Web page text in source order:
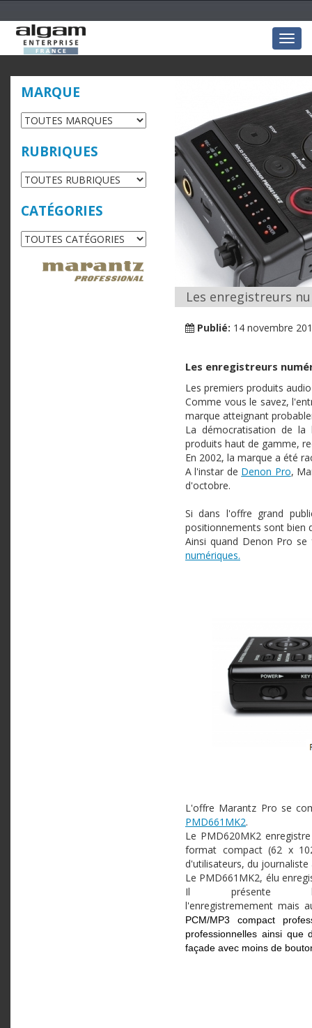
MARQUE
RUBRIQUES
CATÉGORIES
Les enregistreurs
Publié: 14 novembre
Les enregistreurs
Les premiers produits
Comme vous le savez,
marque atteignant
La démocratisation de
produits haut de gamme,
En 2002, la marque a été
A l'instar de Denon Pro,
d'octobre.
Si dans l'offre grand
positionnements sont bien
Ainsi quand Denon Pro
numériques.
L'offre Marantz Pro se
PMD661MK2.
Le PMD620MK2
format compact (62 x
d'utilisateurs, du
Le PMD661MK2, élu
Il présente
l'enregistremementmais
PCM/MP3 compact
professionnelles ainsi que
façade avec moins de